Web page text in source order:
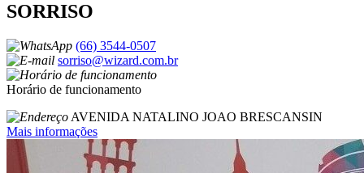
SORRISO
(66) 3544-0507
sorriso@wizard.com.br
Horário de funcionamento
AVENIDA NATALINO JOAO BRESCANSIN
Mais informações